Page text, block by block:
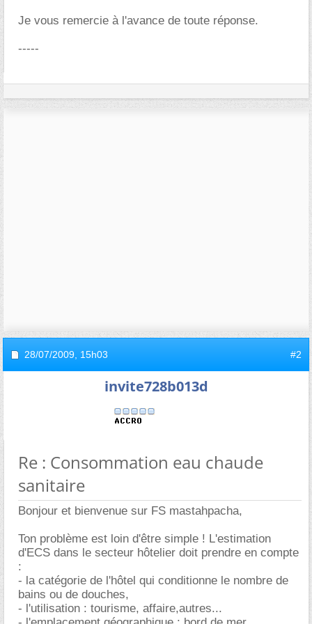
Je vous remercie à l'avance de toute réponse.
-----
28/07/2009, 15h03 #2
invite728b013d
Re : Consommation eau chaude
sanitaire
Bonjour et bienvenue sur FS mastahpacha,
Ton problème est loin d'être simple ! L'estimation
d'ECS dans le secteur hôtelier doit prendre en compte
:
- la catégorie de l'hôtel qui conditionne le nombre de
bains ou de douches,
- l'utilisation : tourisme, affaire,autres...